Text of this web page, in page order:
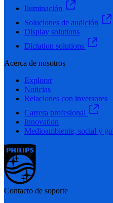
Iluminación
Soluciones de audición
Display solutions
Dictation solutions
Acerca de nosotros
Explorar
Noticias
Relaciones con inversores
Carrera profesional
Innovation
Medioambiente, social y
Contacto de soporte